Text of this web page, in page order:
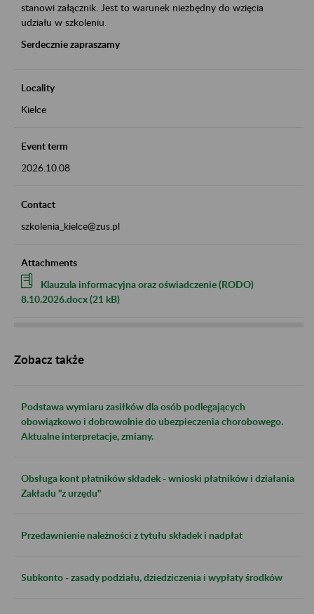
stanowi załącznik. Jest to warunek niezbędny do wzięcia
udziału w szkoleniu.
Serdecznie zapraszamy
Locality
Kielce
Event term
2026.10.08
Contact
szkolenia_kielce@zus.pl
Attachments
Klauzula informacyjna oraz oświadczenie (RODO)
8.10.2026.docx (21 kB)
Zobacz także
Podstawa wymiaru zasiłków dla osób podlegających
obowiązkowo i dobrowolnie do ubezpieczenia chorobowego.
Aktualne interpretacje, zmiany.
Obsługa kont płatników składek - wnioski płatników i działania
Zakładu "z urzędu"
Przedawnienie należności z tytułu składek i nadpłat
Subkonto - zasady podziału, dziedziczenia i wypłaty środków